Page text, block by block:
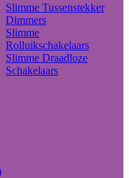
Slimme Tussenstekker
Dimmers
Slimme
Rolluikschakelaars
Slimme Draadloze
Schakelaars